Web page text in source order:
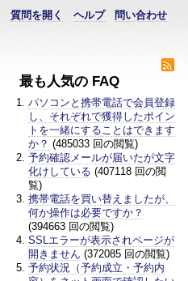
問い合わせ
ヘルプ
質問を開く
最も人気の FAQ
パソコンと携帯電話で会員登録
し、それぞれで獲得したポイン
トを一緒にすることはできます
か？ (485033 回の閲覧)
予約確認メールが届いたが文字
化けしている (407118 回の閲
覧)
携帯電話を買い替えましたが、
何か操作は必要ですか？
(394663 回の閲覧)
SSLエラーが表示されページが
開きません (372085 回の閲覧)
予約状況（予約成立・予約内